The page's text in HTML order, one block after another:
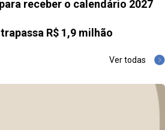
receber o calendário 2027
R$ 1,9 milhão
Ver todas